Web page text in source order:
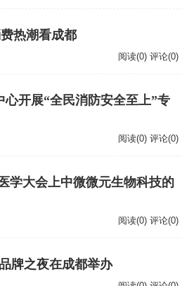
热潮看成都
阅读(0) 评论(0)
开展“全民消防安全至上”专
阅读(0) 评论(0)
学大会上中微微元生物科技的
阅读(0) 评论(0)
牌之夜在成都举办